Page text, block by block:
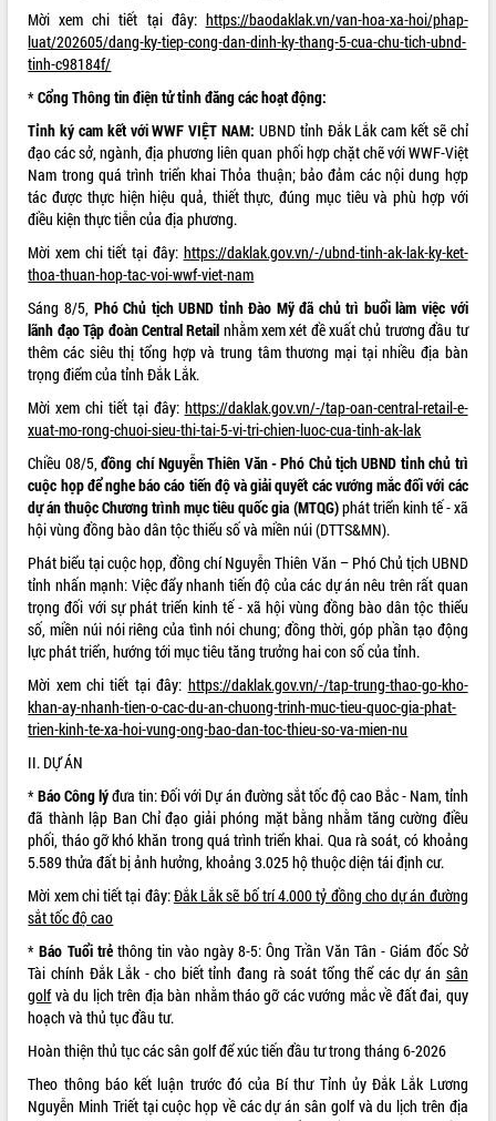
Thứ trưởng Bộ Nông nghiệp và Môi
trường Nguyễn Hoàng Hiệp khảo sát
vùng trồng và doanh nghiệp đóng gói
Trình diễn nghệ thuật chế biến các
món ăn từ sầu riêng
Đắk Lắk công bố Quy hoạch và xúc
tiến đầu tư tỉnh
Ngành cá ngừ Đắk Lắk chủ động thích
ứng để giữ vững thị trường xuất khẩu
Diễn đàn Kinh tế tư nhân Việt Nam đột
phá cơ chế - Hợp tác công tư
Đề án 06 tạo bước ngoặt đột phá trong
cải cách hành chính tỉnh Đắk Lắk
Kết nối tour, đẩy mạnh chuyển đổi số
để phát triển du lịch Đắk Lắk
Khởi động Dự án Đầu tư xây dựng hạ
tầng kỹ thuật Cụm công nghiệp Tân
Tiến
Gặp mặt các cơ quan báo chí nhân Kỷ
niệm 101 năm Ngày Báo chí Cách
mạng Việt Nam
Đắk Lắk sơ kết 4 năm triển khai thực
hiện Đề án 06 của Chính phủ
Họp báo thông tin về Hội nghị Công bố
Quy hoạch và Xúc tiến đầu tư tỉnh Đắk
Lắk
Khơi thông điểm nghẽn, đẩy nhanh
giải ngân vốn khắc phục thiên tai
HĐND tỉnh thông qua điều chỉnh Quy
Hội thảo góp ý hồ sơ điều chỉnh quy
hoạch tỉnh Đắk Lắk thời kỳ 2021-2030,
tầm nhìn đến năm 2050
Nâng cao hiệu quả hoạt động của các
doanh nghiệp nhà nước
Hội nghị triển khai kết nối mạng
truyền số liệu chuyên dùng phục vụ cơ
quan Đảng, Nhà nước
Lễ phát động chuỗi hoạt động chung
tay làm sạch môi trường
Xã Ea Kar bước chuyển mình trong
công tác cải cách hành chính mô hình
UBND tỉnh họp báo định kỳ tháng 4
năm 2026
Mời xem chi tiết tại đây: https://baodaklak.vn/van-hoa-xa-hoi/phap-
luat/202605/dang-ky-tiep-cong-dan-dinh-ky-thang-5-cua-chu-tich-ubnd-
tinh-c98184f/
*Cổng Thông tin điện tử tỉnh đăng các hoạt động:
Tỉnh ký cam kết với WWF VIỆT NAM: UBND tỉnh Đắk Lắk cam kết sẽ chỉ
đạo các sở, ngành, địa phương liên quan phối hợp chặt chẽ với WWF-Việt
Nam trong quá trình triển khai Thỏa thuận; bảo đảm các nội dung hợp
tác được thực hiện hiệu quả, thiết thực, đúng mục tiêu và phù hợp với
điều kiện thực tiễn của địa phương.
Mời xem chi tiết tại đây: https://daklak.gov.vn/-/ubnd-tinh-ak-lak-ky-ket-
thoa-thuan-hop-tac-voi-wwf-viet-nam
Sáng 8/5, Phó Chủ tịch UBND tỉnh Đào Mỹ đã chủ trì buổi làm việc với
lãnh đạo Tập đoàn Central Retail nhằm xem xét đề xuất chủ trương đầu tư
thêm các siêu thị tổng hợp và trung tâm thương mại tại nhiều địa bàn
trọng điểm của tỉnh Đắk Lắk.
Mời xem chi tiết tại đây: https://daklak.gov.vn/-/tap-oan-central-retail-e-
xuat-mo-rong-chuoi-sieu-thi-tai-5-vi-tri-chien-luoc-cua-tinh-ak-lak
Chiều 08/5,đồng chí Nguyễn Thiên Văn - Phó Chủ tịch UBND tỉnh chủ trì
cuộc họp để nghe báo cáo tiến độ và giải quyết các vướng mắc đối với các
dự án thuộc Chương trình mục tiêu quốc gia (MTQG)phát triển kinh tế - xã
hội vùng đồng bào dân tộc thiểu số và miền núi (DTTS&MN).
Phát biểu tại cuộc họp, đồng chí Nguyễn Thiên Văn – Phó Chủ tịch UBND
tỉnh nhấn mạnh: Việc đẩy nhanh tiến độ của các dự án nêu trên rất quan
trọng đối với sự phát triển kinh tế - xã hội vùng đồng bào dân tộc thiểu
số, miền núi nói riêng của tình nói chung; đồng thời, góp phần tạo động
lực phát triển, hướng tới mục tiêu tăng trưởng hai con số của tỉnh.
Mời xem chi tiết tại đây: https://daklak.gov.vn/-/tap-trung-thao-go-kho-
khan-ay-nhanh-tien-o-cac-du-an-chuong-trinh-muc-tieu-quoc-gia-phat-
trien-kinh-te-xa-hoi-vung-ong-bao-dan-toc-thieu-so-va-mien-nu
II. DỰ ÁN
*Báo Công lýđưa tin: Đối với Dự án đường sắt tốc độ cao Bắc - Nam, tỉnh
đã thành lập Ban Chỉ đạo giải phóng mặt bằng nhằm tăng cường điều
phối, tháo gỡ khó khăn trong quá trình triển khai. Qua rà soát, có khoảng
5.589 thửa đất bị ảnh hưởng, khoảng 3.025 hộ thuộc diện tái định cư.
Mời xem chi tiết tại đây:Đắk Lắk sẽ bố trí 4.000 tỷ đồng cho dự án đường
sắt tốc độ cao
*Báo Tuổi trẻthông tin vào ngày 8-5: Ông Trần Văn Tân - Giám đốc Sở
Tài chính Đắk Lắk - cho biết tỉnh đang rà soát tổng thể các dự án sân
golfvà du lịch trên địa bàn nhằm tháo gỡ các vướng mắc về đất đai, quy
hoạch và thủ tục đầu tư.
Hoàn thiện thủ tục các sân golf để xúc tiến đầu tư trong tháng 6-2026
Theo thông báo kết luận trước đó của Bí thư Tỉnh ủy Đắk Lắk Lương
Nguyễn Minh Triết tại cuộc họp về các dự án sân golf và du lịch trên địa